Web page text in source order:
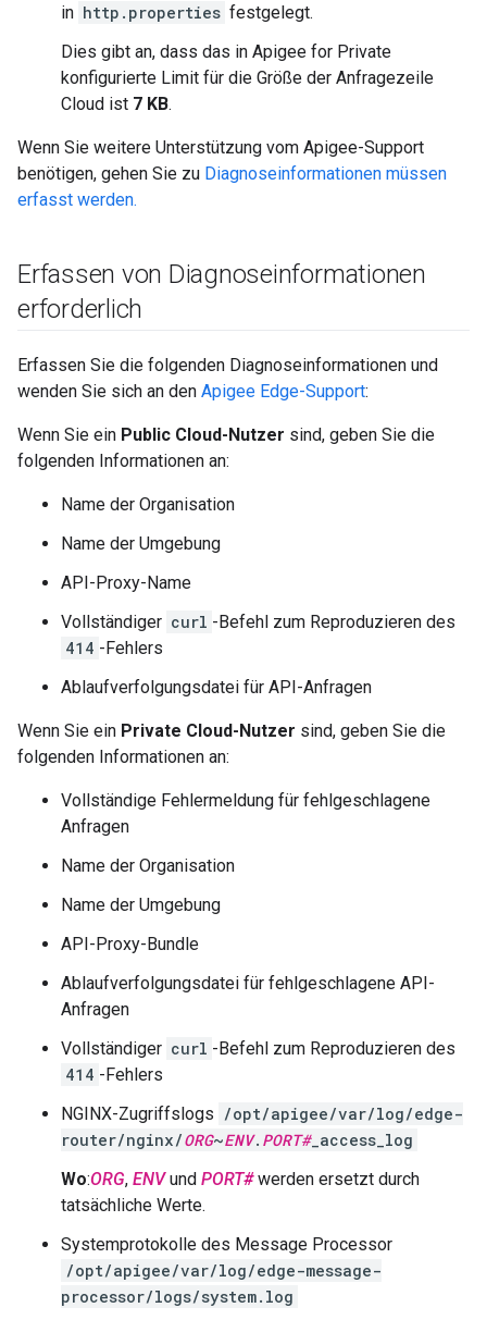
in http.properties festgelegt.
Dies gibt an, dass das in Apigee for Private
konfigurierte Limit für die Größe der Anfragezeile
Cloud ist 7 KB.
Wenn Sie weitere Unterstützung vom Apigee-Support
benötigen, gehen Sie zu Diagnoseinformationen müssen
erfasst werden.
Erfassen von Diagnoseinformationen
erforderlich
Erfassen Sie die folgenden Diagnoseinformationen und
wenden Sie sich an den Apigee Edge-Support:
Wenn Sie ein Public Cloud-Nutzer sind, geben Sie die
folgenden Informationen an:
Name der Organisation
Name der Umgebung
API-Proxy-Name
Vollständiger curl -Befehl zum Reproduzieren des
414 -Fehlers
Ablaufverfolgungsdatei für API-Anfragen
Wenn Sie ein Private Cloud-Nutzer sind, geben Sie die
folgenden Informationen an:
Vollständige Fehlermeldung für fehlgeschlagene
Anfragen
Name der Organisation
Name der Umgebung
API-Proxy-Bundle
Ablaufverfolgungsdatei für fehlgeschlagene API-
Anfragen
Vollständiger curl -Befehl zum Reproduzieren des
414 -Fehlers
NGINX-Zugriffslogs /opt/apigee/var/log/edge-
router/nginx/ORG~ENV. PORT#_access_log
Wo:ORG, ENVund PORT#werden ersetzt durch
tatsächliche Werte.
Systemprotokolle des Message Processor
/opt/apigee/var/log/edge-message-
processor/logs/system.log